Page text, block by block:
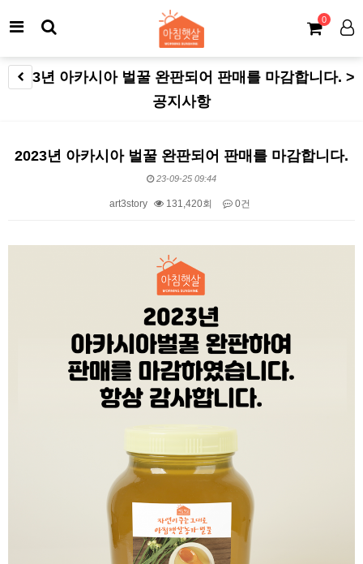
0
2023년 아카시아 벌꿀 완판되어 판매를 마감합니다. >
공지사항
2023년 아카시아 벌꿀 완판되어 판매를 마감합니다.
23-09-25 09:44
art3story 131,420회 0건
본문